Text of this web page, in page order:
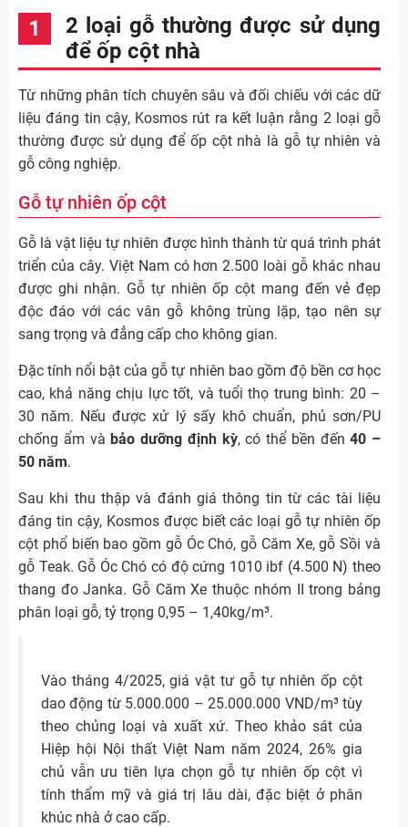
2 loại gỗ thường được sử dụng
để ốp cột nhà
Từ những phân tích chuyên sâu và đối chiếu với các dữ
liệu đáng tin cậy, Kosmos rút ra kết luận rằng 2 loại gỗ
thường được sử dụng để ốp cột nhà là gỗ tự nhiên và
gỗ công nghiệp.
Gỗ tự nhiên ốp cột
Gỗ là vật liệu tự nhiên được hình thành từ quá trình phát
triển của cây. Việt Nam có hơn 2.500 loài gỗ khác nhau
được ghi nhận. Gỗ tự nhiên ốp cột mang đến vẻ đẹp
độc đáo với các vân gỗ không trùng lặp, tạo nên sự
sang trọng và đẳng cấp cho không gian.
Đặc tính nổi bật của gỗ tự nhiên bao gồm độ bền cơ học
cao, khả năng chịu lực tốt, và tuổi thọ trung bình: 20 –
30 năm. Nếu được xử lý sấy khô chuẩn, phủ sơn/PU
chống ẩm vàbảo dưỡng định kỳ, có thể bền đến40 –
50 năm.
Sau khi thu thập và đánh giá thông tin từ các tài liệu
đáng tin cậy, Kosmos được biết các loại gỗ tự nhiên ốp
cột phổ biến bao gồm gỗ Óc Chó, gỗ Căm Xe, gỗ Sồi và
gỗ Teak. Gỗ Óc Chó có độ cứng 1010 ibf (4.500 N) theo
thang đo Janka. Gỗ Căm Xe thuộc nhóm II trong bảng
phân loại gỗ, tỷ trọng 0,95 – 1,40kg/m³.
Vào tháng 4/2025, giá vật tư gỗ tự nhiên ốp cột
dao động từ 5.000.000 – 25.000.000 VND/m³ tùy
theo chủng loại và xuất xứ. Theo khảo sát của
Hiệp hội Nội thất Việt Nam năm 2024, 26% gia
chủ vẫn ưu tiên lựa chọn gỗ tự nhiên ốp cột vì
tính thẩm mỹ và giá trị lâu dài, đặc biệt ở phân
khúc nhà ở cao cấp.